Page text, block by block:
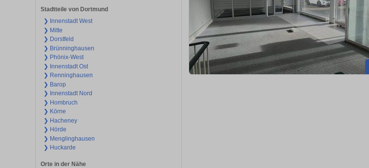
Stadtteile von Dortmund
❯ Innenstadt West
❯ Mitte
❯ Dorstfeld
❯ Brünninghausen
❯ Phönix-West
❯ Innenstadt Ost
❯ Renninghausen
❯ Barop
❯ Innenstadt Nord
❯ Hombruch
❯ Körne
❯ Hacheney
❯ Hörde
❯ Menglinghausen
❯ Huckarde
Orte in der Nähe